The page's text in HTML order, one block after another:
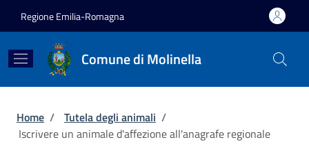
Regione Emilia-Romagna
Comune di Molinella
Briciole di pane
Home / Tutela degli animali /
Iscrivere un animale d'affezione all'anagrafe regionale